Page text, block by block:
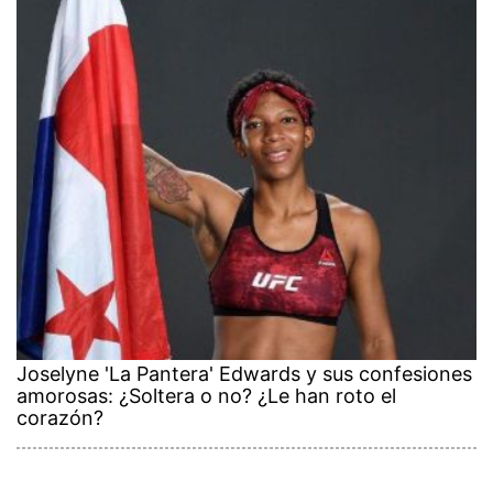
Joselyne 'La Pantera' Edwards y sus confesiones
amorosas: ¿Soltera o no? ¿Le han roto el
corazón?